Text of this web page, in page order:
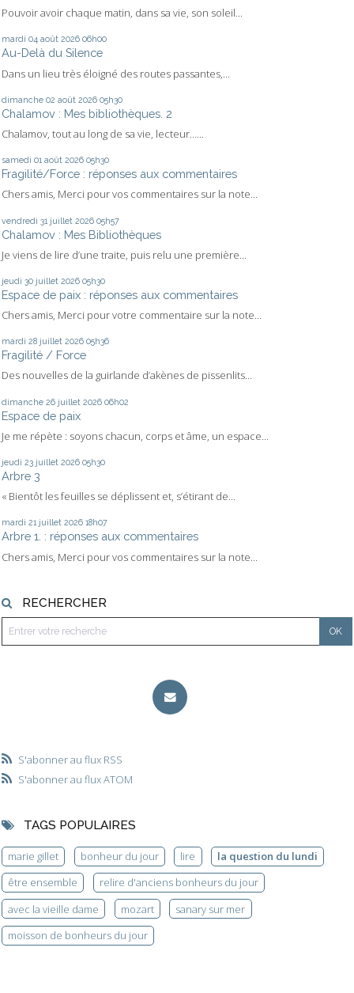
Pouvoir avoir chaque matin, dans sa vie, son soleil...
mardi 04 août 2026 06h00
Au-Delà du Silence
Dans un lieu très éloigné des routes passantes,...
dimanche 02 août 2026 05h30
Chalamov : Mes bibliothèques. 2
Chalamov, tout au long de sa vie, lecteur…...
samedi 01 août 2026 05h30
Fragilité/Force : réponses aux commentaires
Chers amis, Merci pour vos commentaires sur la note...
vendredi 31 juillet 2026 05h57
Chalamov : Mes Bibliothèques
Je viens de lire d’une traite, puis relu une première...
jeudi 30 juillet 2026 05h30
Espace de paix : réponses aux commentaires
Chers amis, Merci pour votre commentaire sur la note...
mardi 28 juillet 2026 05h36
Fragilité / Force
Des nouvelles de la guirlande d’akènes de pissenlits...
dimanche 26 juillet 2026 06h02
Espace de paix
Je me répète : soyons chacun, corps et âme, un espace...
jeudi 23 juillet 2026 05h30
Arbre 3
« Bientôt les feuilles se déplissent et, s’étirant de...
mardi 21 juillet 2026 18h07
Arbre 1. : réponses aux commentaires
Chers amis, Merci pour vos commentaires sur la note...
RECHERCHER
S'abonner au flux RSS
S'abonner au flux ATOM
TAGS POPULAIRES
marie gillet bonheur du jour lire
la question du lundi
être ensemble
relire d'anciens bonheurs du jour
avec la vieille dame
mozart
sanary sur mer
moisson de bonheurs du jour